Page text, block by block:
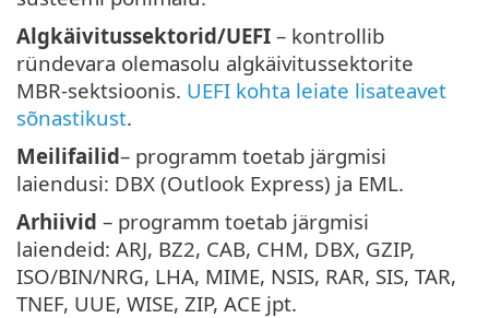
Algkäivitussektorid/UEFI – kontrollib
ründevara olemasolu algkäivitussektorite
MBR-sektsioonis. UEFI kohta leiate lisateavet
sõnastikust.
Meilifailid– programm toetab järgmisi
laiendusi: DBX (Outlook Express) ja EML.
Arhiivid – programm toetab järgmisi
laiendeid: ARJ, BZ2, CAB, CHM, DBX, GZIP,
ISO/BIN/NRG, LHA, MIME, NSIS, RAR, SIS, TAR,
TNEF, UUE, WISE, ZIP, ACE jpt.